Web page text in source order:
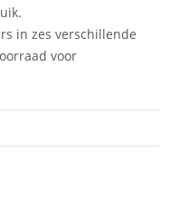
in zes verschillende
voor